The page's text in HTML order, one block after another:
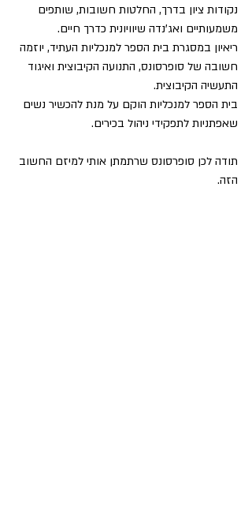
נקודות ציון בדרך, החלטות חשובות, שותפים
משמעותיים ואג'נדה שיוויונית כדרך חיים.
ריאיון במסגרת בית הספר למנכליות העתיד, יוזמה
חשובה של סופרסונס, התנועה הקיבוצית ואיגוד
התעשיה הקיבוצית.
בית הספר למנכליות הוקם על מנת להכשיר נשים
שאפתניות לתפקידי ניהול בכירים.
תודה לכן סופרסונס שרתמתן אותי למיזם החשוב
הזה.